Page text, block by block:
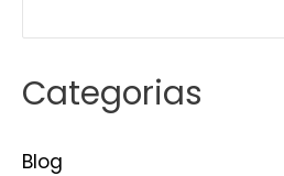
Categorias
Blog